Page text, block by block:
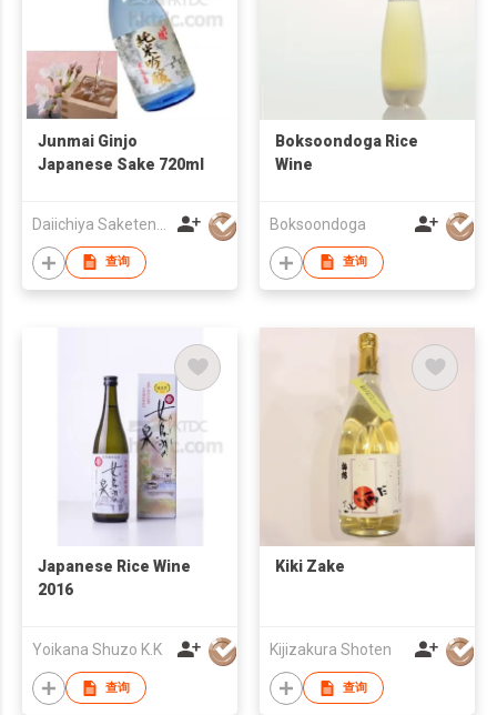
Junmai Ginjo
Japanese Sake 720ml
查询
Boksoondoga Rice
Wine
Boksoondoga
查询
Japanese Rice Wine
2016
Yoikana Shuzo K.K
查询
Kiki Zake
Kijizakura Shoten
查询